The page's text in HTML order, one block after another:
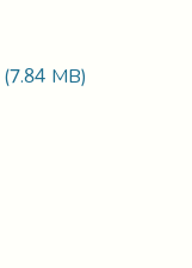
(7.84 MB)